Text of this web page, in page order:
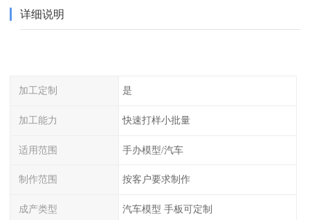
详细说明
加工定制 是
加工能力 快速打样小批量
适用范围 手办模型/汽车
制作范围 按客户要求制作
成产类型 汽车模型 手板可定制